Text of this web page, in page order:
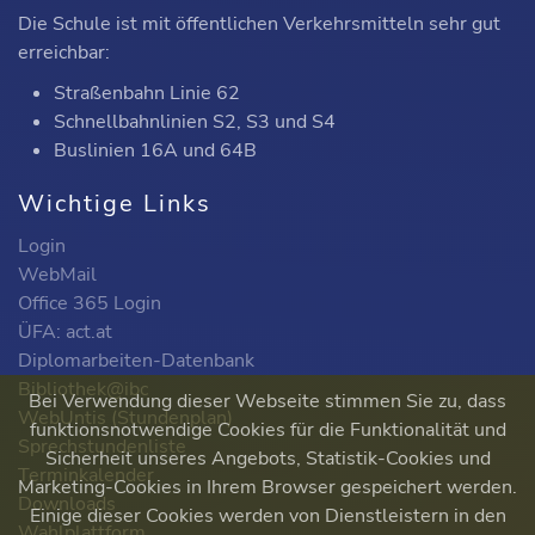
Die Schule ist mit öffentlichen Verkehrsmitteln sehr gut
erreichbar:
Straßenbahn Linie 62
Schnellbahnlinien S2, S3 und S4
Buslinien 16A und 64B
Wichtige Links
Login
WebMail
Office 365 Login
ÜFA: act.at
Diplomarbeiten-Datenbank
Bibliothek@ibc
WebUntis (Stundenplan)
Sprechstundenliste
Terminkalender
Downloads
Bei Verwendung dieser Webseite stimmen Sie zu, dass
funktionsnotwendige Cookies für die Funktionalität und
Sicherheit unseres Angebots, Statistik-Cookies und
Marketing-Cookies in Ihrem Browser gespeichert werden.
Einige dieser Cookies werden von Dienstleistern in den